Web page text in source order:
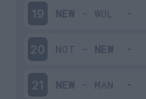
19 NEW - WOL
20 NOT - NEW
21 NEW - MAN